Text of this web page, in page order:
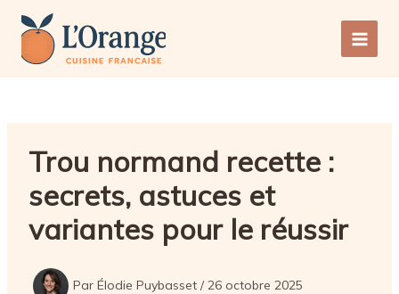
contenu
Main
Trou normand recette :
secrets, astuces et
variantes pour le réussir
Par Élodie Puybasset /26 octobre 2025